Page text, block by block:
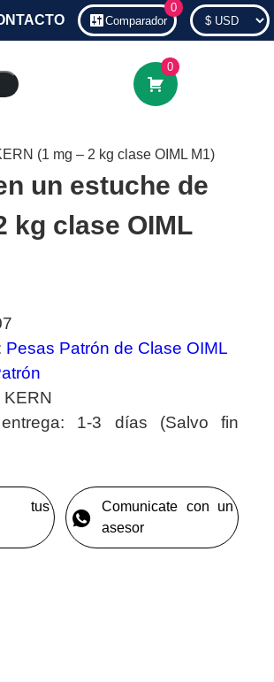
0
Comparador
0
(1 mg – 2 kg clase OIML M1)
un estuche de
kg clase OIML
Pesas Patrón de Clase OIML
KERN
1-3 días (Salvo fin
tus
Comunicate con un
asesor